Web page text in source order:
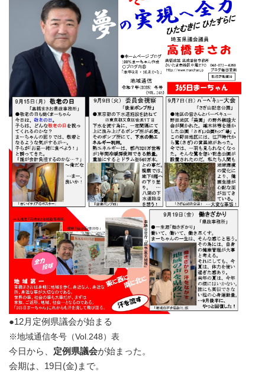
●12月定例県議会が始まる
※地域通信冬号（Vol.248）表
今日から、 定例県議会が始まった。
会期は、19日(金)まで。